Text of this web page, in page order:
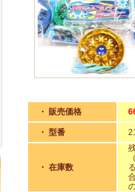
・ 販売価格
・ 型番
・ 在庫数